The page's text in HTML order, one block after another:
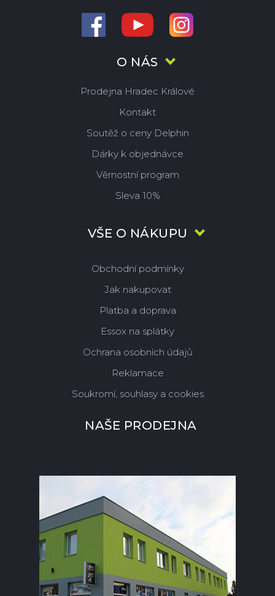
O NÁS
Prodejna Hradec Králové
Kontakt
Soutěž o ceny Delphin
Dárky k objednávce
Věrnostní program
Sleva 10%
VŠE O NÁKUPU
Obchodní podmínky
Jak nakupovat
Platba a doprava
Essox na splátky
Ochrana osobních údajů
Reklamace
Soukromí, souhlasy a cookies
NAŠE PRODEJNA